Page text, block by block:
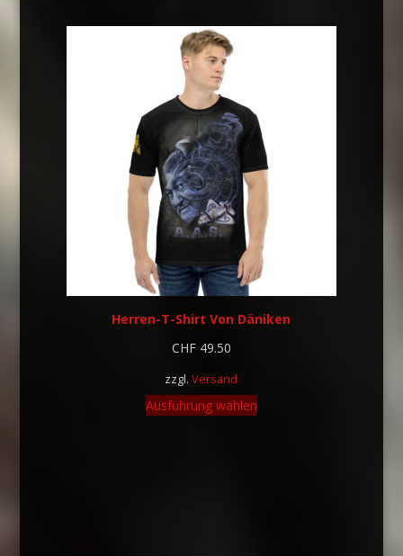
Herren-T-Shirt Von Däniken
CHF49.50
zzgl.Versand
Ausführung wählen